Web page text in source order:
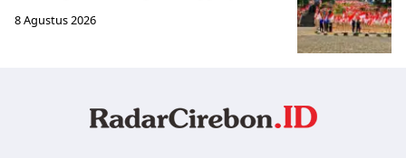
8 Agustus 2026